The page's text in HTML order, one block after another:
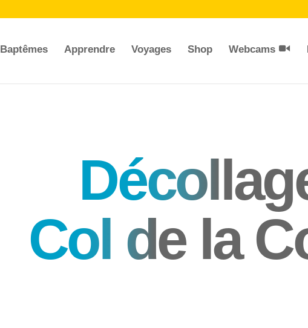
Baptêmes Apprendre Voyages Shop Webcams
Décol
Col de la